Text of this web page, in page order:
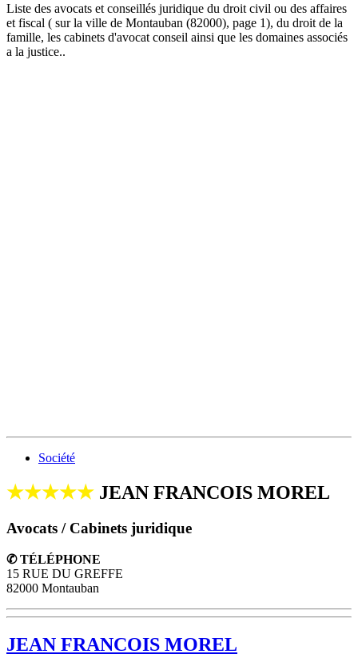
Liste des avocats et conseillés juridique du droit civil ou des affaires
et fiscal ( sur la ville de Montauban (82000), page 1), du droit de la
famille, les cabinets d'avocat conseil ainsi que les domaines associés
a la justice..
Société
★★★★★ JEAN FRANCOIS MOREL
Avocats / Cabinets juridique
✆ TÉLÉPHONE
15 RUE DU GREFFE
82000 Montauban
JEAN FRANCOIS MOREL